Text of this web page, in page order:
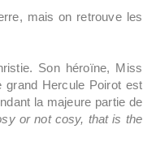
mais on retrouve les
Son héroïne, Miss
grand Hercule Poirot est
la majeure partie de
or not cosy, that is the